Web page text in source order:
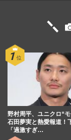
野村周平、ユニクロ“モ
石田夢実と熱愛報道！
「過激すぎ…